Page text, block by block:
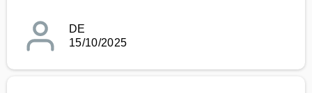
DE
15/10/2025